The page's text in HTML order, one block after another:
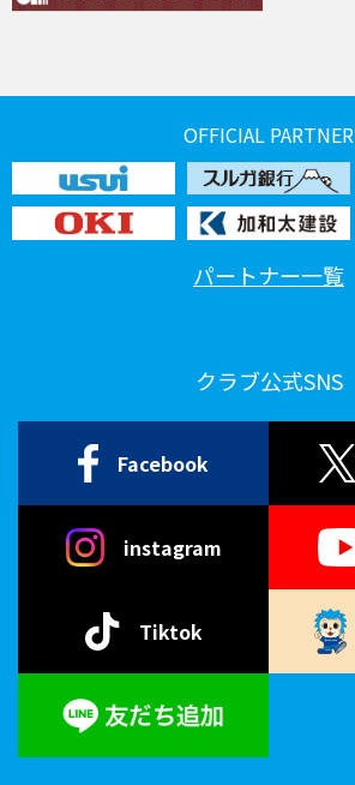
OFFICIAL PARTNER
パートナー一覧
クラブ公式SNS
Facebook
instagram
Tiktok